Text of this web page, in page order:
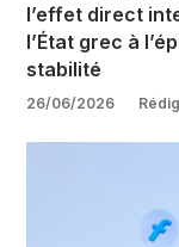
l’effet direct
l’État grec à
stabilité
26/06/2026